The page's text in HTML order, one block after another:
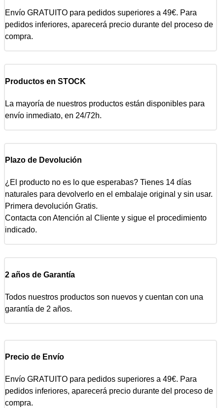
Envío GRATUITO para pedidos superiores a 49€. Para
pedidos inferiores, aparecerá precio durante del proceso de
compra.
Productos en STOCK
La mayoría de nuestros productos están disponibles para
envío inmediato, en 24/72h.
Plazo de Devolución
¿El producto no es lo que esperabas? Tienes 14 días
naturales para devolverlo en el embalaje original y sin usar.
Primera devolución Gratis.
Contacta con Atención al Cliente y sigue el procedimiento
indicado.
2 años de Garantía
Todos nuestros productos son nuevos y cuentan con una
garantía de 2 años.
Precio de Envío
Envío GRATUITO para pedidos superiores a 49€. Para
pedidos inferiores, aparecerá precio durante del proceso de
compra.